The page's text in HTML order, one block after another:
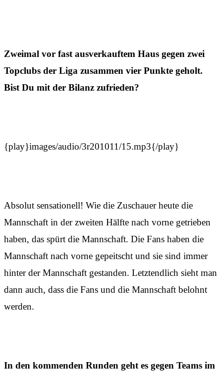
Zweimal vor fast ausverkauftem Haus gegen zwei
Topclubs der Liga zusammen vier Punkte geholt.
Bist Du mit der Bilanz zufrieden?
{play}images/audio/3r201011/15.mp3{/play}
Absolut sensationell! Wie die Zuschauer heute die
Mannschaft in der zweiten Hälfte nach vorne getrieben
haben, das spürt die Mannschaft. Die Fans haben die
Mannschaft nach vorne gepeitscht und sie sind immer
hinter der Mannschaft gestanden. Letztendlich sieht man
dann auch, dass die Fans und die Mannschaft belohnt
werden.
In den kommenden Runden geht es gegen Teams im